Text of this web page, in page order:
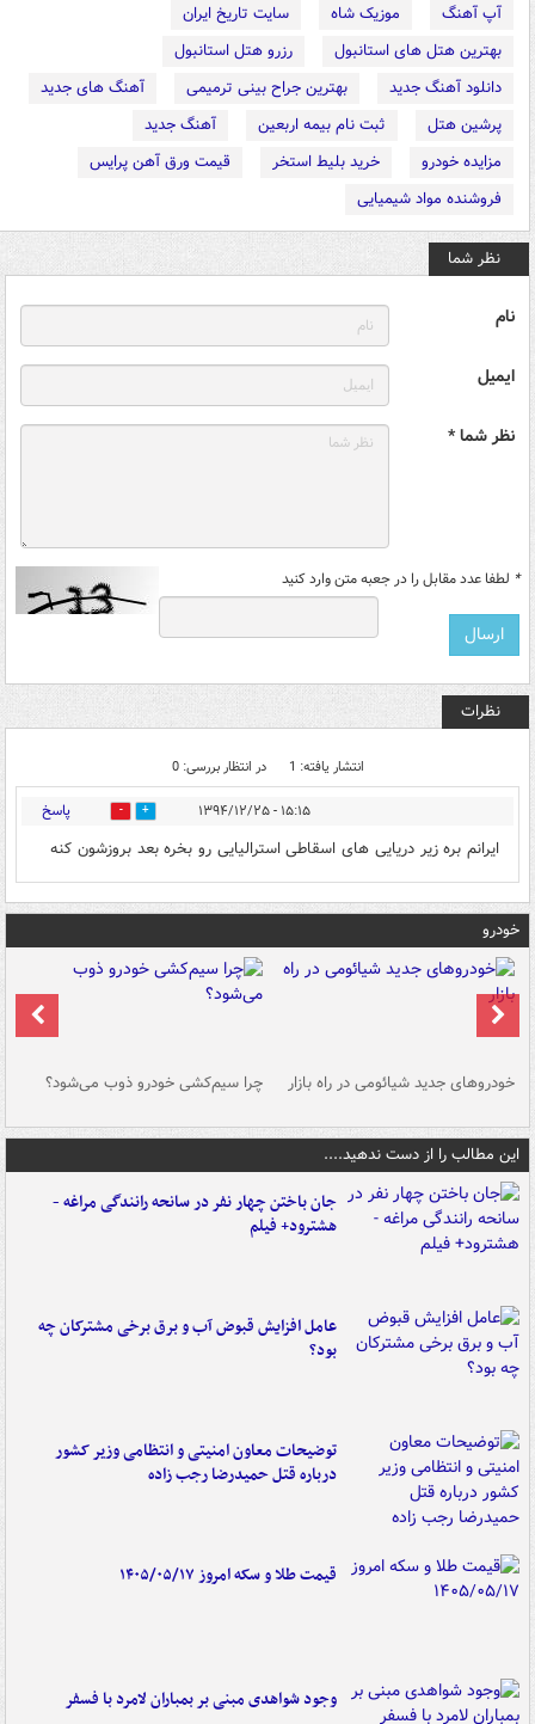
آپ آهنگ موزیک شاه
سایت تاریخ ایران
بهترین هتل های استانبول
رزرو هتل استانبول
دانلود آهنگ جدید
بهترین جراح بینی ترمیمی
آهنگ های جدید
پرشین هتل
ثبت نام بیمه اربعین
آهنگ جدید
مزایده خودرو
خرید بلیط استخر
قیمت ورق آهن پرایس
فروشنده مواد شیمیایی
نظر شما
نام
ایمیل
نظر شما *
* لطفا عدد مقابل را در جعبه متن وارد کنید
نظرات
انتشار یافته: 1 در انتظار بررسی: 0
۱۵:۱۵ - ۱۳۹۴/۱۲/۲۵ 0 پاسخ
ایرانم بره زیر دریایی های اسقاطی استرالیایی رو بخره بعد بروزشون کنه
خودرو
خودروهای جدید شیائومی در راه بازار چرا سیم‌کشی خودرو ذوب می‌شود؟
این مطالب را از دست ندهید....
جان باختن چهار نفر در سانحه رانندگی مراغه -
هشترود+ فیلم
عامل افزایش قبوض آب و برق برخی مشترکان چه
بود؟
توضیحات معاون امنیتی و انتظامی وزیر کشور
درباره قتل حمیدرضا رجب زاده
قیمت طلا و سکه امروز ۱۴۰۵/۰۵/۱۷
وجود شواهدی مبنی بر بمباران لامرد با فسفر